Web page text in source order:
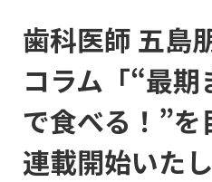
歯科医師 五島
コラム「“最
で食べる！”を
連載開始いたし